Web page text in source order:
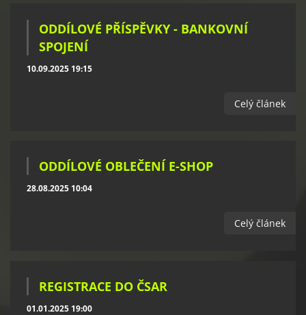
ODDÍLOVÉ PŘÍSPĚVKY - BANKOVNÍ
SPOJENÍ
10.09.2025 19:15
Celý článek
ODDÍLOVÉ OBLEČENÍ E-SHOP
28.08.2025 10:04
Celý článek
REGISTRACE DO ČSAR
01.01.2025 19:00